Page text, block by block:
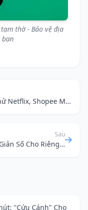
thờ - Bảo vệ địa
bạn
Email Tạm Thời: "Bí Kíp" Dùng Thử Netflix, Shopee Mà Không Lo Rác Email
Sau
Email Tạm Thời: Bí Quyết Sống Tối Giản Số Cho Riêng Bạn
"Cứu Cánh" Cho